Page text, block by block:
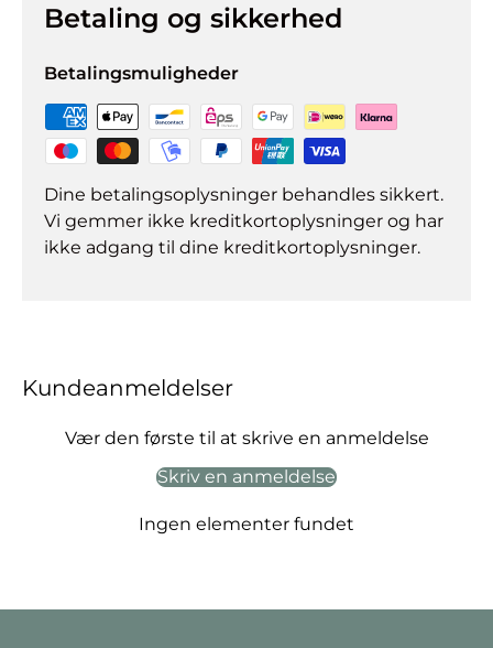
Betaling og sikkerhed
Betalingsmuligheder
Dine betalingsoplysninger behandles sikkert.
Vi gemmer ikke kreditkortoplysninger og har
ikke adgang til dine kreditkortoplysninger.
Kundeanmeldelser
Vær den første til at skrive en anmeldelse
Skriv en anmeldelse
Ingen elementer fundet